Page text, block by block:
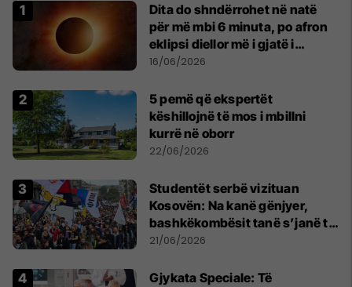
Dita do shndërrohet në natë
për më mbi 6 minuta, po afron
eklipsi diellor më i gjatë i
shekullit të 21-të
16/06/2026
5 pemë që ekspertët
këshillojnë të mos i mbillni
kurrë në oborr
22/06/2026
Studentët serbë vizituan
Kosovën: Na kanë gënjyer,
bashkëkombësit tanë s’janë të
shtypur
21/06/2026
​Gjykata Speciale: Të